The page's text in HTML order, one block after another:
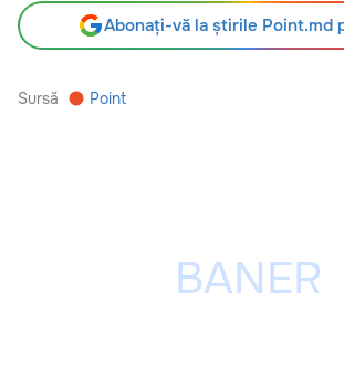
Abonați-vă la știrile Point.md
Sursă Point